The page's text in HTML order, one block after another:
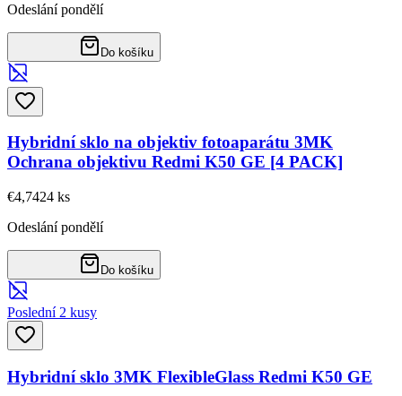
Odeslání pondělí
Do košíku
Hybridní sklo na objektiv fotoaparátu 3MK
Ochrana objektivu Redmi K50 GE [4 PACK]
€4,7424 ks
Odeslání pondělí
Do košíku
Poslední 2 kusy
Hybridní sklo 3MK FlexibleGlass Redmi K50 GE